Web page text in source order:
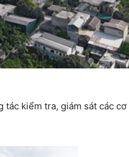
kiểm tra, giám sát các